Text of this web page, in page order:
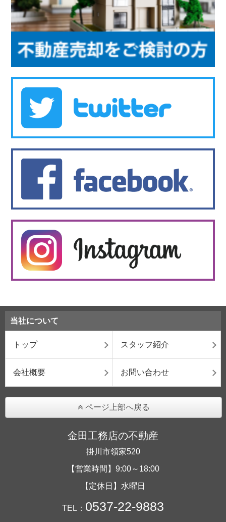
当社について
トップ スタッフ紹介
会社概要 お問い合わせ
ページ上部へ戻る
金田工務店の不動産
掛川市領家520
【営業時間】9:00～18:00
【定休日】水曜日
TEL： 0537-22-9883